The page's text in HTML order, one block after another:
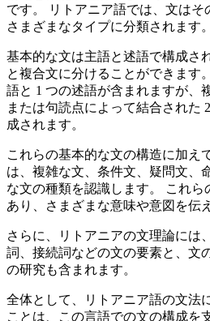
です。 リトアニア語では、文はそ
さまざまなタイプに分類されます。
基本的な文は主語と述語で構成さ
と複合文に分けることができます
語と 1 つの述語が含まれますが、
または句読点によって結合された
成されます。
これらの基本的な文の構造に加え
は、複雑な文、条件文、疑問文、
な文の種類を認識します。 これ
あり、さまざまな意味や意図を伝
さらに、リトアニアの文理論には
詞、接続詞などの文の要素と、文
の研究も含まれます。
全体として、リトアニア語の文法
ことは、この言語での文の構成を